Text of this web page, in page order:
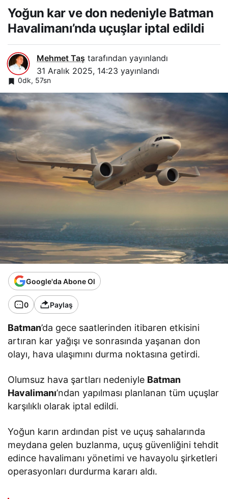
Yoğun kar ve don nedeniyle Batman
Havalimanı’nda uçuşlar iptal edildi
Mehmet Taş tarafından yayınlandı
31 Aralık 2025, 14:23 yayınlandı
0dk, 57sn
Google'da Abone Ol
0 Paylaş
Batman’da gece saatlerinden itibaren etkisini
artıran kar yağışı ve sonrasında yaşanan don
olayı, hava ulaşımını durma noktasına getirdi.
Olumsuz hava şartları nedeniyle Batman
Havalimanı’ndan yapılması planlanan tüm uçuşlar
karşılıklı olarak iptal edildi.
Yoğun karın ardından pist ve uçuş sahalarında
meydana gelen buzlanma, uçuş güvenliğini tehdit
edince havalimanı yönetimi ve havayolu şirketleri
operasyonları durdurma kararı aldı.